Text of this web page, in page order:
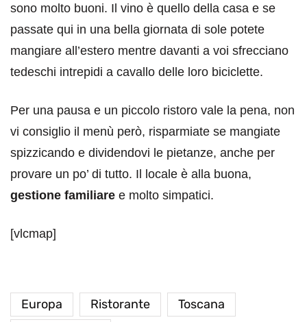
sono molto buoni. Il vino è quello della casa e se
passate qui in una bella giornata di sole potete
mangiare all’estero mentre davanti a voi sfrecciano
tedeschi intrepidi a cavallo delle loro biciclette.
Per una pausa e un piccolo ristoro vale la pena, non
vi consiglio il menù però, risparmiate se mangiate
spizzicando e dividendovi le pietanze, anche per
provare un po’ di tutto. Il locale è alla buona,
gestione familiare e molto simpatici.
[vlcmap]
Europa Ristorante
Toscana